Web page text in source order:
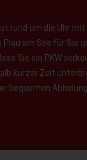
rund um die Uhr
am See für Sie
Sie ein PKW
kurzer Zeit
bequemen